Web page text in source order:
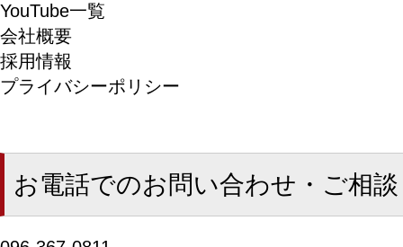
YouTube一覧
会社概要
採用情報
プライバシーポリシー
お電話でのお問い合わせ・ご相談